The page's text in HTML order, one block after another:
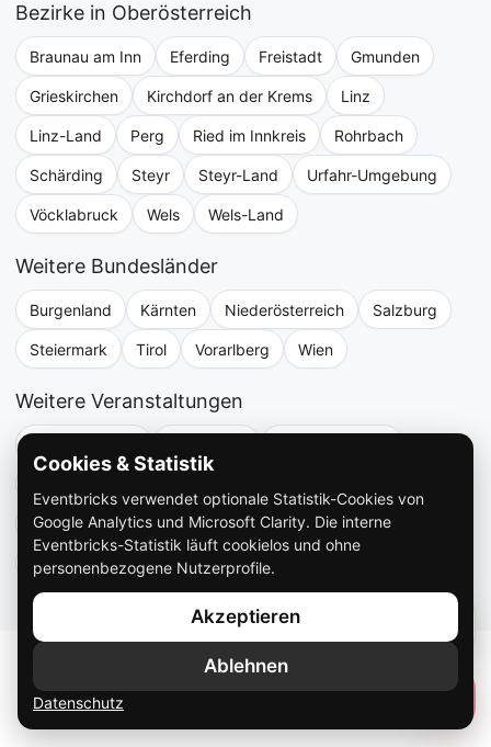
Bezirke in Oberösterreich
Braunau am Inn Eferding Freistadt Gmunden
Grieskirchen Kirchdorf an der Krems Linz
Linz-Land Perg Ried im Innkreis Rohrbach
Schärding Steyr Steyr-Land Urfahr-Umgebung
Vöcklabruck Wels Wels-Land
Weitere Bundesländer
Burgenland Kärnten Niederösterreich Salzburg
Steiermark Tirol Vorarlberg Wien
Weitere Veranstaltungen
Zeltfest & Oktoberfest Ball Stadtfest Bands
DJs
Cookies & Statistik
Eventbricks verwendet optionale Statistik-Cookies von
Google Analytics und Microsoft Clarity. Die interne
Eventbricks-Statistik läuft cookielos und ohne
personenbezogene Nutzerprofile.
Akzeptieren
Ablehnen
Datenschutz